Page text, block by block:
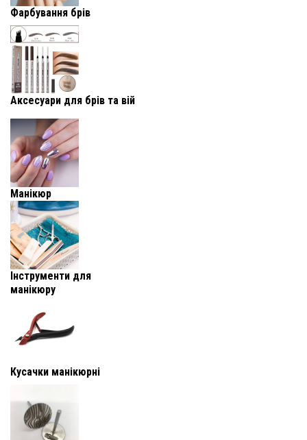
Фарбування брів
Аксесуари для брів та вій
Манікюр
Інструменти для
манікюру
Кусачки манікюрні